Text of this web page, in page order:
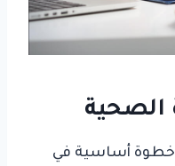
الصحية
خطوة أساسية في